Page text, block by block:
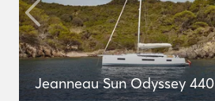
Jeanneau Sun Odyssey 440